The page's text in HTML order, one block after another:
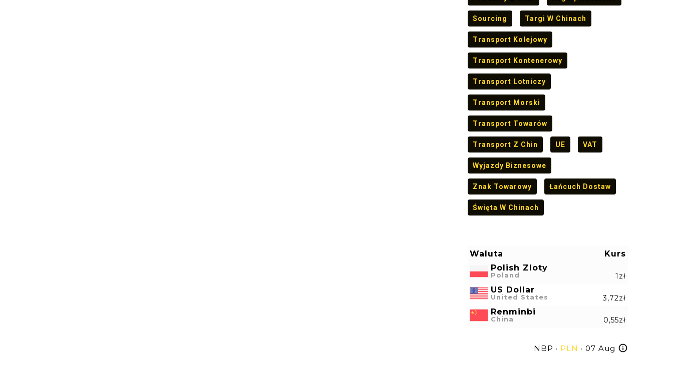
Sourcing Targi W Chinach
Transport Kolejowy
Transport Kontenerowy
Transport Lotniczy
Transport Morski
Transport Towarów
Transport Z Chin UE VAT
Wyjazdy Biznesowe
Znak Towarowy Łańcuch Dostaw
Święta W Chinach
Waluta
Kurs
Polish Zloty
Poland 1zł
US Dollar
United States 3,72zł
Renminbi
China 0,55zł
NBP · PLN · 07 Aug